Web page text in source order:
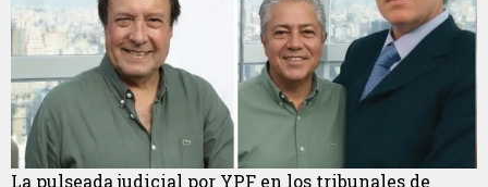
La pulseada judicial por YPF en los tribunales de